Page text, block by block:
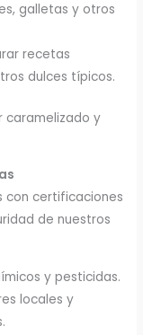
galletas y otros
recetas
dulces típicos.
caramelizado y
con certificaciones
de nuestros
y pesticidas.
locales y